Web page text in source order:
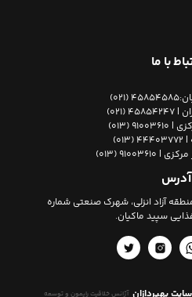
با ما
45854585 (021)
(021)
(013)
| 91003610 (013)
آدرس
آزاد انزلی، شهرک صنعتی شماره
سپید ماکیان.
آژانس خلاقیت رایمون و توسعه